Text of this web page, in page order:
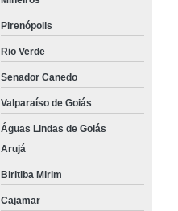
Pirenópolis
Rio Verde
Senador Canedo
Valparaíso de Goiás
Águas Lindas de Goiás
Arujá
Biritiba Mirim
Cajamar